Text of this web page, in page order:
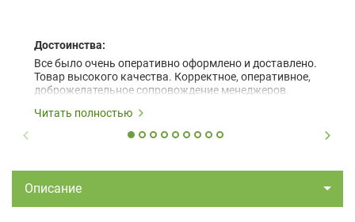
Достоинства:
Все было очень оперативно оформлено и доставлено.
Товар высокого качества. Корректное, оперативное,
доброжелательное сопровождение менеджеров.
Читать полностью
Описание